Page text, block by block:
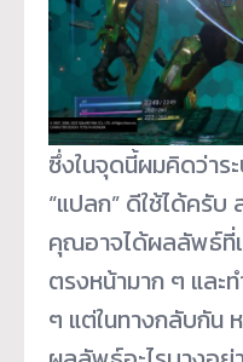
ซึ่งในจุดนี้ผมคิดว่าร
“แปลก” ดีใช้ได้ครับ
คุณอาจได้ผลลัพธ์ที่
ตรงหน้ามาก ๆ และ
ๆ แต่ในทางกลับกัน